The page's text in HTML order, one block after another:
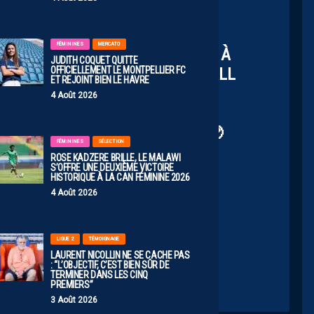
FÉMININES MERCATO
JUDITH COQUET QUITTE
OFFICIELLEMENT LE MONTPELLIER FC
ET REJOINT BIEN LE HAVRE
4 Août 2026
FÉMININES SÉLECTION
ROSE KADZERE BRILLE, LE MALAWI
S’OFFRE UNE DEUXIÈME VICTOIRE
HISTORIQUE À LA CAN FÉMININE 2026
4 Août 2026
LIGUE 2 TÉMOIGNAGE
LAURENT NICOLLIN NE SE CACHE PAS
: “L’OBJECTIF, C’EST BIEN SÛR DE
TERMINER DANS LES CINQ
PREMIERS”
3 Août 2026
𝐑𝐄𝐓𝐎𝐔𝐑 EN
QUITTÉE, SOCHAUX VIVRA À
DE L’ÉLITE DU FOOTBALL
FRANÇAIS 😍
𝗠𝗘𝗥𝗖𝗜 PEUPLE SOCHALIEN 🥹
LFPNN7MKZG
(@FCSM_officiel)May 15, 2026